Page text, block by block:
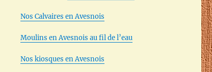
Nos Calvaires en Avesnois
Moulins en Avesnois au fil de l’eau
Nos kiosques en Avesnois